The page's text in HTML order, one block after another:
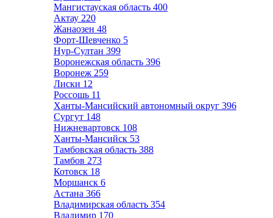
Мангистауская область 400
Актау 220
Жанаозен 48
Форт-Шевченко 5
Нур-Султан 399
Воронежская область 396
Воронеж 259
Лиски 12
Россошь 11
Ханты-Мансийский автономный округ 396
Сургут 148
Нижневартовск 108
Ханты-Мансийск 53
Тамбовская область 388
Тамбов 273
Котовск 18
Моршанск 6
Астана 366
Владимирская область 354
Владимир 170